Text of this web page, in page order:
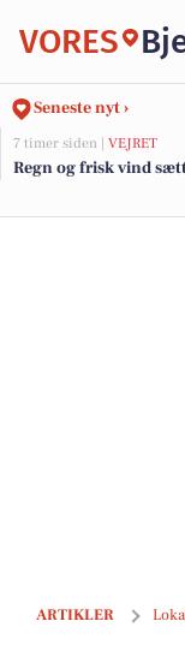
VORES
Seneste nyt ›
7 timer siden | VEJRET
Regn og frisk vind
ARTIKLER
Kolding